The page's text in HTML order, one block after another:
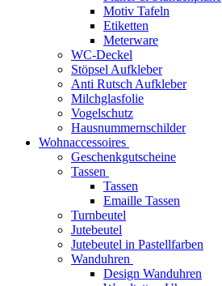
Motiv Tafeln
Etiketten
Meterware
WC-Deckel
Stöpsel Aufkleber
Anti Rutsch Aufkleber
Milchglasfolie
Vogelschutz
Hausnummernschilder
Wohnaccessoires
Geschenkgutscheine
Tassen
Tassen
Emaille Tassen
Turnbeutel
Jutebeutel
Jutebeutel in Pastellfarben
Wanduhren
Design Wanduhren